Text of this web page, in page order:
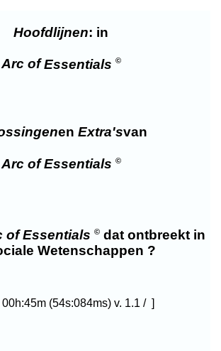
Hoofdlijnen: in
Arc of Essentials ©
en Extra'svan
Arc of Essentials ©
of Essentials © dat ontbreekt in
Wetenschappen ?
(54s:084ms) v. 1.1 / ]